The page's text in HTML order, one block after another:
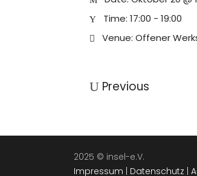
Time: 17:00 - 19:00
Venue: Offener
Previous
2025 © insel-e.V.
Impressum
Datenschutz